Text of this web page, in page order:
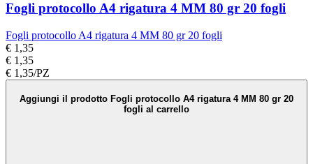
Fogli protocollo A4 rigatura 4 MM 80 gr 20 fogli
Fogli protocollo A4 rigatura 4 MM 80 gr 20 fogli
€ 1,35
€ 1,35
€ 1,35/PZ
Aggiungi il prodotto Fogli protocollo A4 rigatura 4 MM 80 gr 20
fogli al carrello